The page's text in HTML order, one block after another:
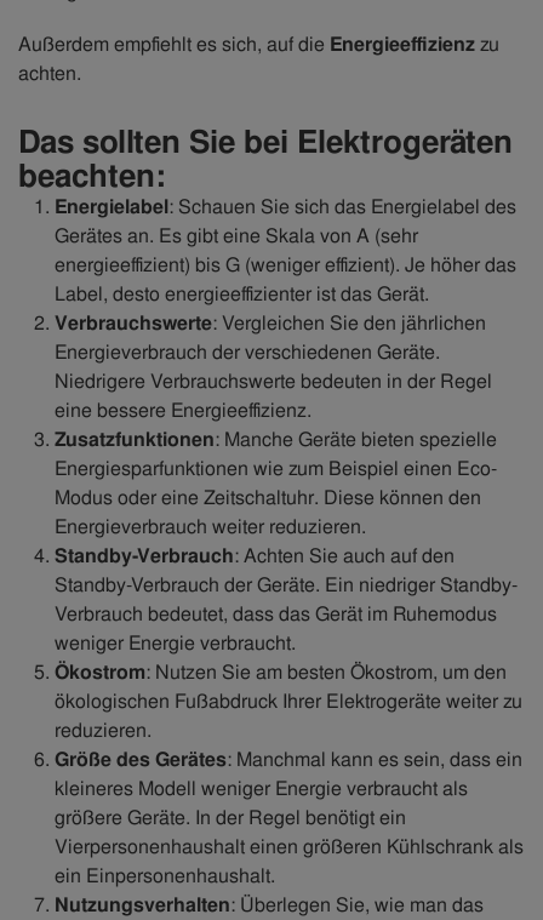
Außerdem empfiehlt es sich, auf die Energieeffizienzzu
achten.
Das sollten Sie bei Elektrogeräten
beachten:
Energielabel: Schauen Sie sich das Energielabel des
Gerätes an. Es gibt eine Skala von A (sehr
energieeffizient) bis G (weniger effizient). Je höher das
Label, desto energieeffizienter ist das Gerät.
Verbrauchswerte: Vergleichen Sie den jährlichen
Energieverbrauch der verschiedenen Geräte.
Niedrigere Verbrauchswerte bedeuten in der Regel
eine bessere Energieeffizienz.
Zusatzfunktionen: Manche Geräte bieten spezielle
Energiesparfunktionen wie zum Beispiel einen Eco-
Modus oder eine Zeitschaltuhr. Diese können den
Energieverbrauch weiter reduzieren.
Standby-Verbrauch: Achten Sie auch auf den
Standby-Verbrauch der Geräte. Ein niedriger Standby-
Verbrauch bedeutet, dass das Gerät im Ruhemodus
weniger Energie verbraucht.
Ökostrom: Nutzen Sie am besten Ökostrom, um den
ökologischen Fußabdruck Ihrer Elektrogeräte weiter zu
reduzieren.
Größe des Gerätes: Manchmal kann es sein, dass ein
kleineres Modell weniger Energie verbraucht als
größere Geräte. In der Regel benötigt ein
Vierpersonenhaushalt einen größeren Kühlschrank als
ein Einpersonenhaushalt.
Nutzungsverhalten: Überlegen Sie, wie man das